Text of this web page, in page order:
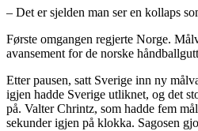
– Det er sjelden man ser en kollaps
Første omgangen regjerte Norge.
avansement for de norske
Etter pausen, satt Sverige inn ny
igjen hadde Sverige utliknet, og det
på. Valter Chrintz, som hadde fem
sekunder igjen på klokka. Sagosen